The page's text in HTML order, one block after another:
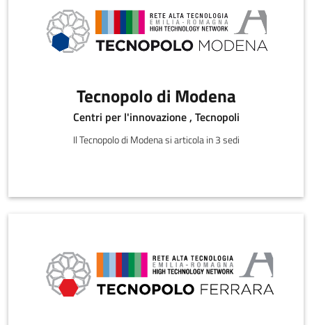
Tecnopolo di Modena
Centri per l'innovazione , Tecnopoli
Il Tecnopolo di Modena si articola in 3 sedi